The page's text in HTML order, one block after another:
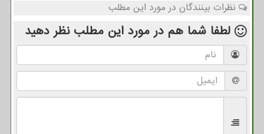
نظرات بینندگان در مورد این مطلب
لطفا شما هم در مورد این مطلب نظر دهید